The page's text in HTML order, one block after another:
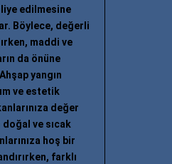
edilmesine
Böylece, değerli
maddi ve
da önüne
yangın
ve estetik
değer
doğal ve sıcak
hoş bir
farklı